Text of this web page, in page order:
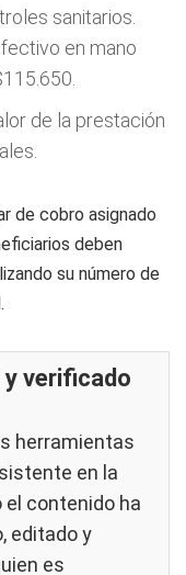
sanitarios.
en mano
de la prestación
de cobro asignado
deben
su número de
verificado
herramientas
en la
contenido ha
editado y
es